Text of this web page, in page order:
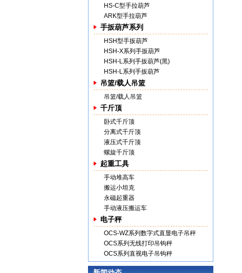
HS-C型手拉葫芦
ARK型手拉葫芦
手扳葫芦系列
HSH型手扳葫芦
HSH-X系列手扳葫芦
HSH-L系列手扳葫芦(黑)
HSH-L系列手扳葫芦
吊篮/载人吊篮
吊篮/载人吊篮
千斤顶
卧式千斤顶
分离式千斤顶
液压式千斤顶
螺旋千斤顶
起重工具
手动堆高车
搬运小坦克
永磁起重器
手动液压搬运车
电子秤
OCS-WZ系列数字式直显电子吊秤
OCS系列无线打印吊钩秤
OCS系列直视电子吊钩秤